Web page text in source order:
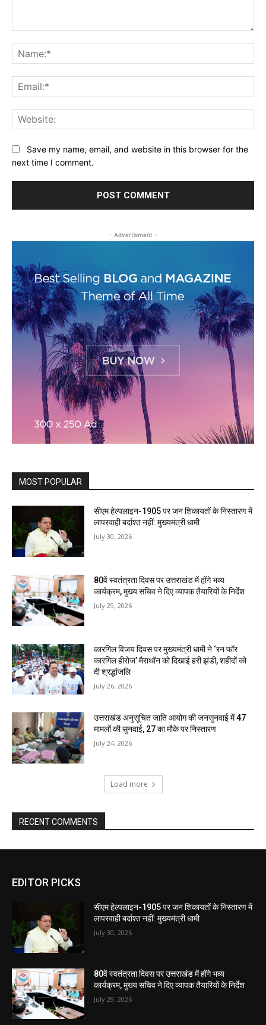
Save my name, email, and website in this browser for the
next time I comment.
- Advertisment -
MOST POPULAR
सीएम हेल्पलाइन-1905 पर जन शिकायतों के निस्तारण में
लापरवाही बर्दाश्त नहीं: मुख्यमंत्री धामी
July 30, 2026
80वें स्वतंत्रता दिवस पर उत्तराखंड में होंगे भव्य
कार्यक्रम, मुख्य सचिव ने दिए व्यापक तैयारियों के निर्देश
July 29, 2026
कारगिल विजय दिवस पर मुख्यमंत्री धामी ने ‘रन फॉर
कारगिल हीरोज’ मैराथॉन को दिखाई हरी झंडी, शहीदों को
दी श्रद्धांजलि
July 26, 2026
उत्तराखंड अनुसूचित जाति आयोग की जनसुनवाई में 47
मामलों की सुनवाई, 27 का मौके पर निस्तारण
July 24, 2026
Load more
RECENT COMMENTS
EDITOR PICKS
सीएम हेल्पलाइन-1905 पर जन शिकायतों के निस्तारण में
लापरवाही बर्दाश्त नहीं: मुख्यमंत्री धामी
July 30, 2026
80वें स्वतंत्रता दिवस पर उत्तराखंड में होंगे भव्य
कार्यक्रम, मुख्य सचिव ने दिए व्यापक तैयारियों के निर्देश
July 29, 2026